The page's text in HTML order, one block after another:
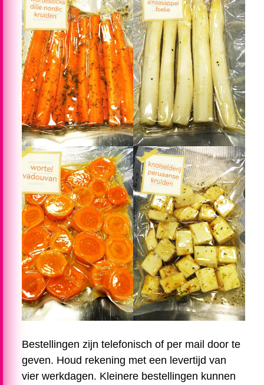
Bestellingen zijn telefonisch of per mail door te
geven. Houd rekening met een levertijd van
vier werkdagen. Kleinere bestellingen kunnen